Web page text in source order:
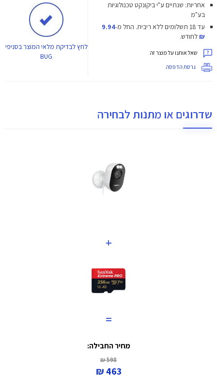
אחריות: שנתיים ע"י ביקונקט טכנולוגיות
בע"מ
עד 18 תשלומים ללא ריבית.
החל מ-9.94
₪לחודש.
שאל אותנו על מוצר זה
גרסת הדפסה
לחץלבדיקת מלאי המוצר בסניפי
BUG
שדרוגים או מתנות לבחירה
+
=
מחיר החבילה:
598 ₪
463 ₪